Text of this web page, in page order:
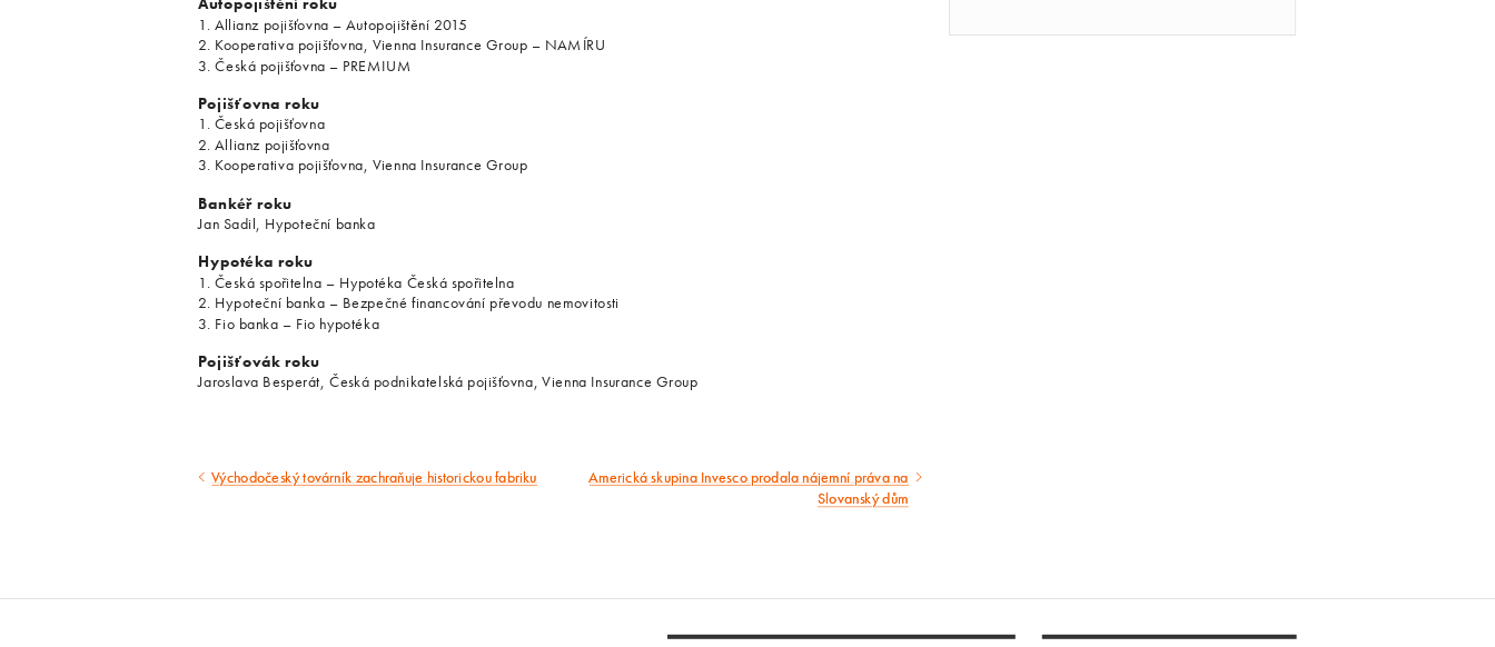
1. Allianz pojišťovna – Autopojištění 2015
2. Kooperativa pojišťovna, Vienna Insurance Group – NAMÍRU
3. Česká pojišťovna – PREMIUM
Pojišťovna roku
1. Česká pojišťovna
2. Allianz pojišťovna
3. Kooperativa pojišťovna, Vienna Insurance Group
Bankéř roku
Jan Sadil, Hypoteční banka
Hypotéka roku
1. Česká spořitelna – Hypotéka Česká spořitelna
2. Hypoteční banka – Bezpečné financování převodu nemovitosti
3. Fio banka – Fio hypotéka
Pojišťovák roku
Jaroslava Besperát, Česká podnikatelská pojišťovna, Vienna Insurance Group
Předcházející
Východočeský továrník zachraňuje historickou fabriku Následující
Americká skupina Invesco prodala nájemní práva na
Slovanský dům